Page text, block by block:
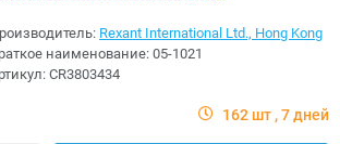
Rexant International Ltd., Hong Kong
наименование: 05-1021
CR3803434
162 шт 7 дней